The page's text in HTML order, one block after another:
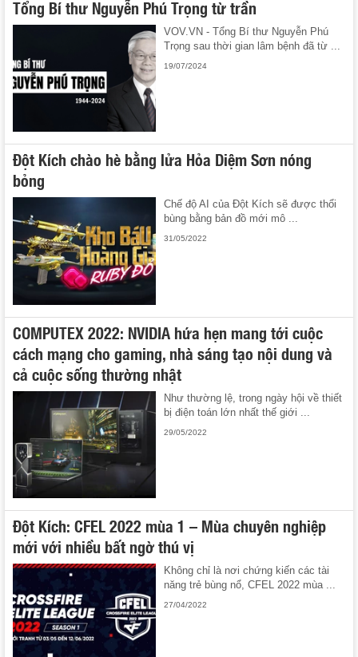
Tổng Bí thư Nguyễn Phú Trọng từ trần
VOV.VN - Tổng Bí thư Nguyễn Phú
Trọng sau thời gian lâm bệnh đã từ ...
19/07/2024
Đột Kích chào hè bằng lửa Hỏa Diệm Sơn nóng
bỏng
Chế độ AI của Đột Kích sẽ được thổi
bùng bằng bản đồ mới mô ...
31/05/2022
COMPUTEX 2022: NVIDIA hứa hẹn mang tới cuộc
cách mạng cho gaming, nhà sáng tạo nội dung và
cả cuộc sống thường nhật
Như thường lệ, trong ngày hội về thiết
bị điện toán lớn nhất thế giới ...
29/05/2022
Đột Kích: CFEL 2022 mùa 1 – Mùa chuyên nghiệp
mới với nhiều bất ngờ thú vị
Không chỉ là nơi chứng kiến các tài
năng trẻ bùng nổ, CFEL 2022 mùa ...
27/04/2022